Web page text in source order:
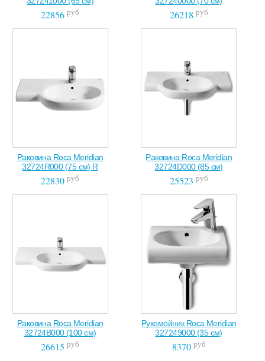
22856 руб 26218 руб
Раковина Roca Meridian
32724R000 (75 см) R
22830 руб
Раковина Roca Meridian
32724D000 (85 см)
25523 руб
Раковина Roca Meridian
32724B000 (100 см)
26615 руб
Рукомойник Roca Meridian
327249000 (35 см)
8370 руб